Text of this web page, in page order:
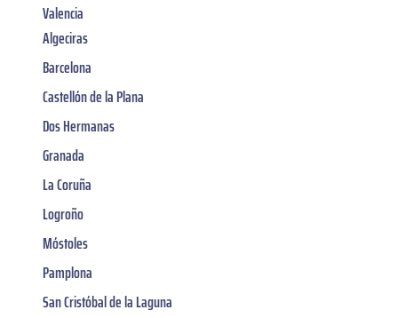
Valencia
Algeciras
Barcelona
Castellón de la Plana
Dos Hermanas
Granada
La Coruña
Logroño
Móstoles
Pamplona
San Cristóbal de la Laguna